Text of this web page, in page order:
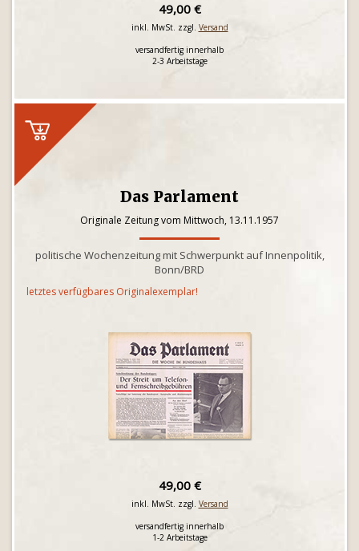
49,00 €
inkl. MwSt. zzgl. Versand
versandfertig innerhalb
2-3 Arbeitstage
Das Parlament
Originale Zeitung vom Mittwoch, 13.11.1957
politische Wochenzeitung mit Schwerpunkt auf Innenpolitik,
Bonn/BRD
letztes verfügbares Originalexemplar!
49,00 €
inkl. MwSt. zzgl. Versand
versandfertig innerhalb
1-2 Arbeitstage